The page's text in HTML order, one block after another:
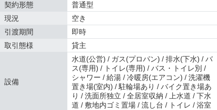
契約形態
普通型
現況
空き
引渡期間
即時
取引態様
貸主
設備
水道(公営) / ガス(プロパン) / 排水(下水) / バ
ス(専用) / トイレ(専用) / バス・トイレ別 /
シャワー / 給湯 / 冷暖房(エアコン) / 洗濯機
置き場(室内) / 駐輪場あり / バイク置き場あ
り / 洗面所独立 / 全居室収納 / 上水道 / 下水
道 / 敷地内ゴミ置場 / 流し台 / トイレ / 浴室